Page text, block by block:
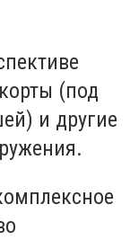
(под
и другие